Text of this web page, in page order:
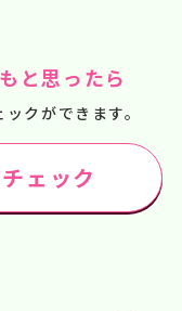
と思ったら
クができます。
ェック